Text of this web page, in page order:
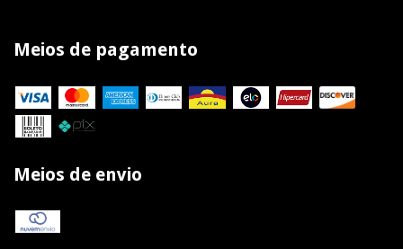
Meios de pagamento
Meios de envio